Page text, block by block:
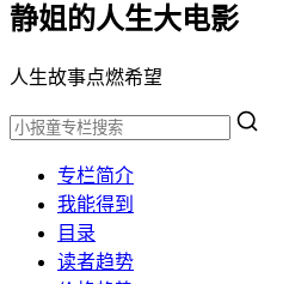
静姐的人生大电影
人生故事点燃希望
专栏简介
我能得到
目录
读者趋势